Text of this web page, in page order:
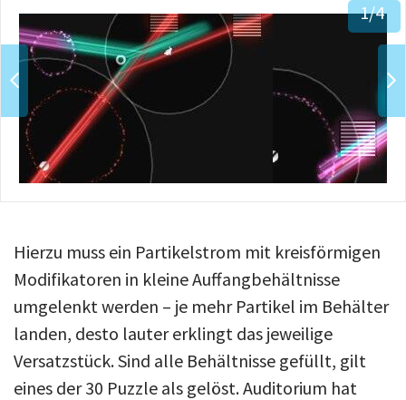
Anmelden
1/4
Hierzu muss ein Partikelstrom mit kreisförmigen
Modifikatoren in kleine Auffangbehältnisse
umgelenkt werden – je mehr Partikel im Behälter
landen, desto lauter erklingt das jeweilige
Versatzstück. Sind alle Behältnisse gefüllt, gilt
eines der 30 Puzzle als gelöst. Auditorium hat